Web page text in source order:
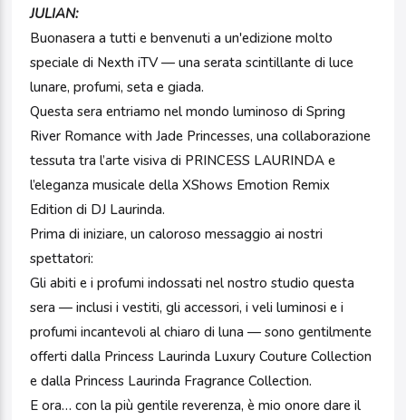
JULIAN:
Buonasera a tutti e benvenuti a un'edizione molto
speciale di Nexth iTV — una serata scintillante di luce
lunare, profumi, seta e giada.
Questa sera entriamo nel mondo luminoso di Spring
River Romance with Jade Princesses, una collaborazione
tessuta tra l’arte visiva di PRINCESS LAURINDA e
l’eleganza musicale della XShows Emotion Remix
Edition di DJ Laurinda.
Prima di iniziare, un caloroso messaggio ai nostri
spettatori:
Gli abiti e i profumi indossati nel nostro studio questa
sera — inclusi i vestiti, gli accessori, i veli luminosi e i
profumi incantevoli al chiaro di luna — sono gentilmente
offerti dalla Princess Laurinda Luxury Couture Collection
e dalla Princess Laurinda Fragrance Collection.
E ora… con la più gentile reverenza, è mio onore dare il